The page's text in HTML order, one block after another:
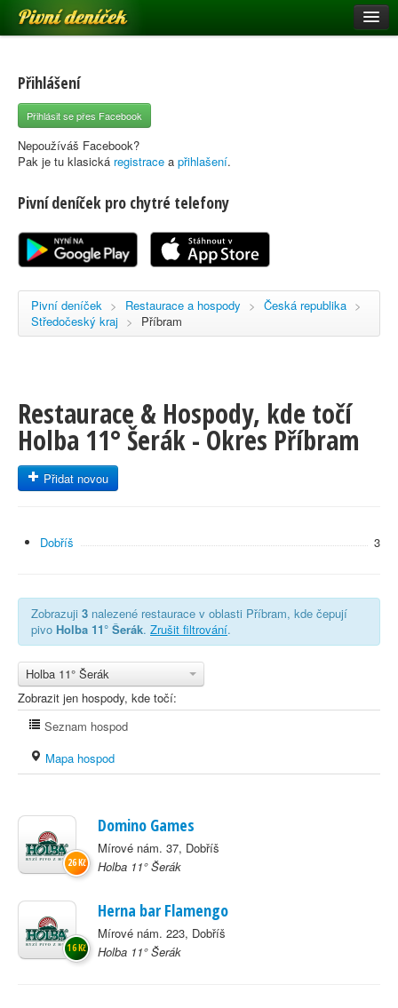
Pivní deníček
Pivní mapa
Pivní značky
Nápověda
Registrace
Přihlášení
Přihlásit se přes Facebook
Nepoužíváš Facebook?
Pak je tu klasická registrace a přihlašení.
Pivní deníček pro chytré telefony
Pivní deníček > Restaurace a hospody > Česká republika >
Středočeský kraj > Příbram
Restaurace & Hospody, kde točí
Holba 11° Šerák - Okres Příbram
Přidat novou
Dobříš 3
Zobrazuji 3 nalezené restaurace v oblasti Příbram, kde čepují
pivo Holba 11° Šerák. Zrušit filtrování.
Holba 11° Šerák
Zobrazit jen hospody, kde točí:
Seznam hospod
Mapa hospod
Domino Games
Mírové nám. 37, Dobříš
Holba 11° Šerák
26 Kč
Herna bar Flamengo
Mírové nám. 223, Dobříš
Holba 11° Šerák
16 Kč